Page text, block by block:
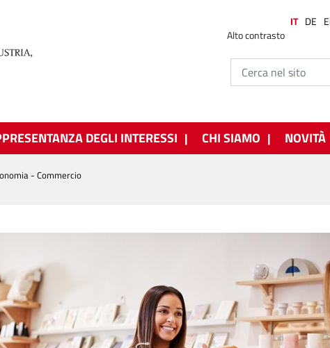
Alto contrasto
IT DE
DEGLI INTERESSI CHI SIAMO NOVITÀ
- Commercio